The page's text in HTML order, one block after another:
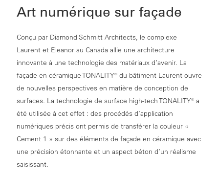
Art numérique sur façade
Conçu par Diamond Schmitt Architects, le complexe
Laurent et Eleanor au Canada allie une architecture
innovante à une technologie des matériaux d’avenir. La
façade en céramique TONALITY® du bâtiment Laurent ouvre
de nouvelles perspectives en matière de conception de
surfaces. La technologie de surface high-tech TONALITY® a
été utilisée à cet effet : des procédés d’application
numériques précis ont permis de transférer la couleur «
Cement 1 » sur des éléments de façade en céramique avec
une précision étonnante et un aspect béton d’un réalisme
saisissant.